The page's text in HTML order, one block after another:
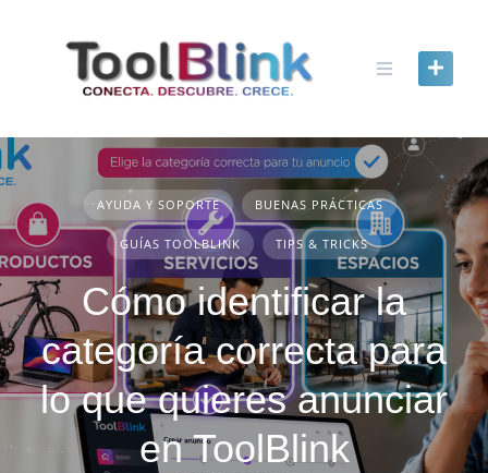
AYUDA Y SOPORTE BUENAS PRÁCTICAS
GUÍAS TOOLBLINK TIPS & TRICKS
Cómo identificar la
categoría correcta para
lo que quieres anunciar
en ToolBlink